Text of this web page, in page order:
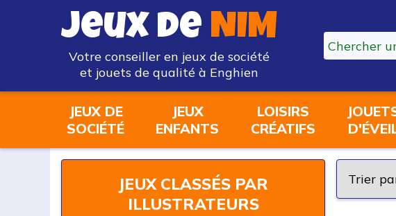
Jeux de NIM
Votre conseiller en jeux de société
et jouets de qualité à Enghien
JEUX DE
SOCIÉTÉ
JEUX
ENFANTS
LOISIRS
CRÉATIFS
JEUX CLASSÉS PAR
ILLUSTRATEURS
Trier